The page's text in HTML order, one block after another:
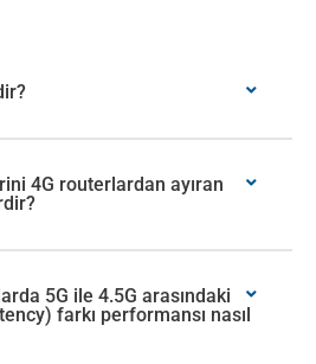
4G routerlardan ayıran
5G ile 4.5G arasındaki
farkı performansı nasıl